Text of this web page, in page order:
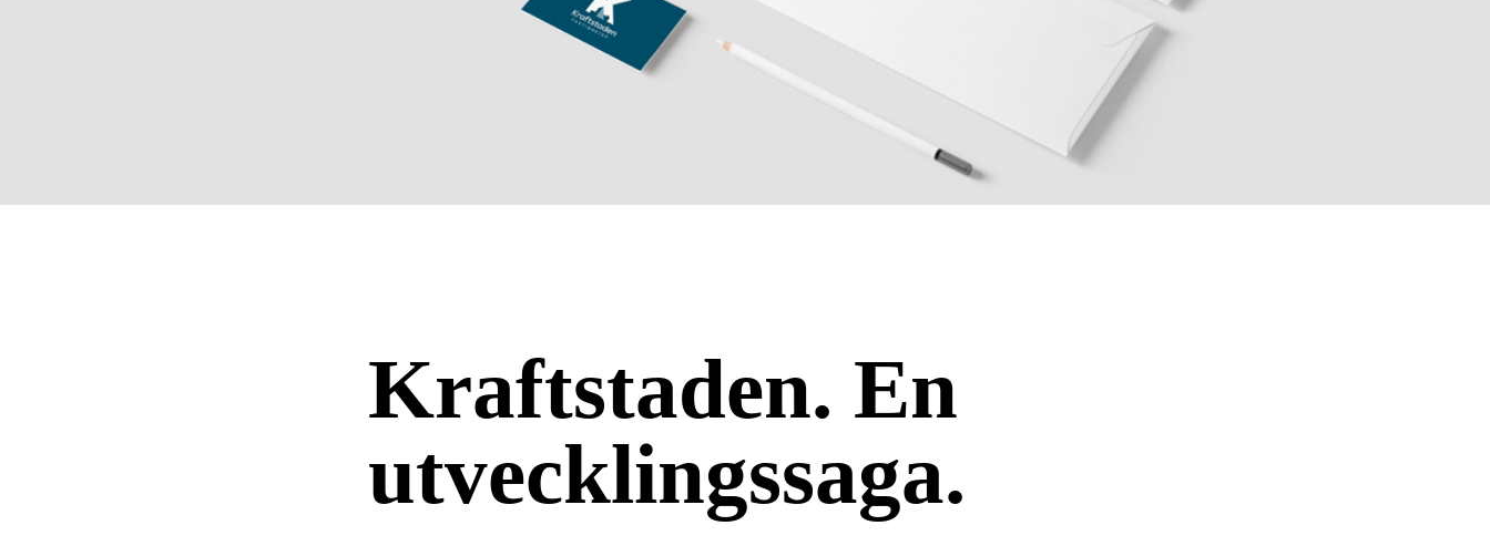
Kraftstaden. En
utvecklingssaga.